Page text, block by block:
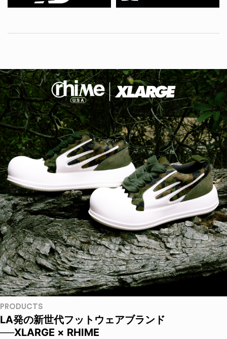
PRODUCTS
LA発の新世代フットウェアブランド
──XLARGE × RHIME